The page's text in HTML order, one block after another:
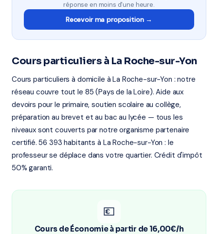
réponse en moins d'une heure.
Recevoir ma proposition →
Cours particuliers à La Roche-sur-Yon
Cours particuliers à domicile à La Roche-sur-Yon : notre
réseau couvre tout le 85 (Pays de la Loire). Aide aux
devoirs pour le primaire, soutien scolaire au collège,
préparation au brevet et au bac au lycée — tous les
niveaux sont couverts par notre organisme partenaire
certifié. 56 393 habitants à La Roche-sur-Yon : le
professeur se déplace dans votre quartier. Crédit d'impôt
50% garanti.
💶
Cours de Économie à partir de 16,00€/h